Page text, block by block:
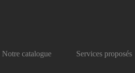
Notre catalogue Services proposés